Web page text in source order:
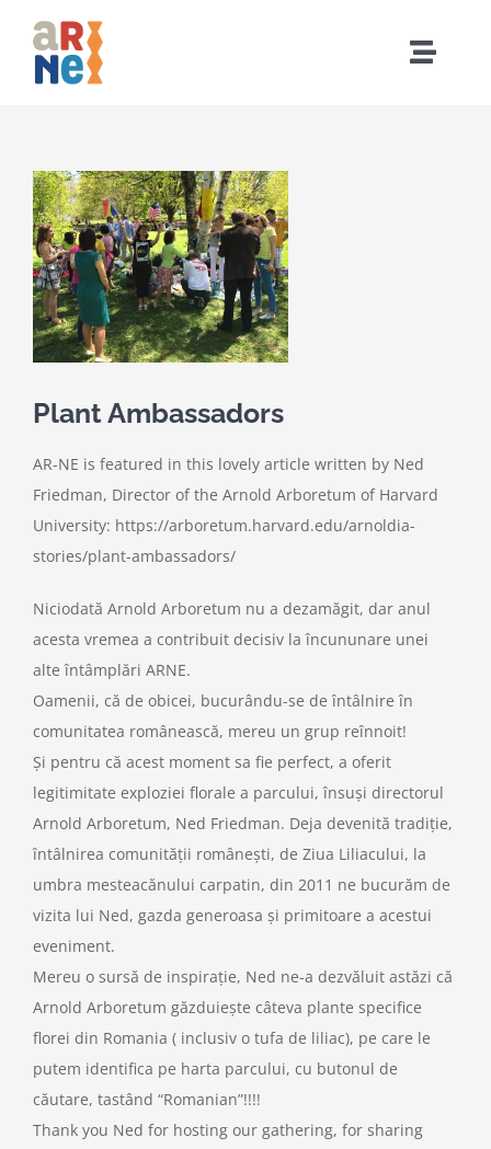
content
Toggle
Who We Are
What We Do
Events
Community
Resources
Support Us
Contact
Search
for:
View
Larger
Image
Plant Ambassadors
AR-NE is featured in this lovely article written by Ned
Friedman, Director of the Arnold Arboretum of Harvard
University: https://arboretum.harvard.edu/arnoldia-
stories/plant-ambassadors/
Niciodată Arnold Arboretum nu a dezamăgit, dar anul
acesta vremea a contribuit decisiv la încununare unei
alte întâmplări ARNE.
Oamenii, că de obicei, bucurându-se de întâlnire în
comunitatea românească, mereu un grup reînnoit!
Și pentru că acest moment sa fie perfect, a oferit
legitimitate exploziei florale a parcului, însuși directorul
Arnold Arboretum, Ned Friedman. Deja devenită tradiție,
întâlnirea comunității românești, de Ziua Liliacului, la
umbra mesteacănului carpatin, din 2011 ne bucurăm de
vizita lui Ned, gazda generoasa și primitoare a acestui
eveniment.
Mereu o sursă de inspirație, Ned ne-a dezvăluit astăzi că
Arnold Arboretum găzduiește câteva plante specifice
florei din Romania ( inclusiv o tufa de liliac), pe care le
putem identifica pe harta parcului, cu butonul de
căutare, tastând “Romanian”!!!!
Thank you Ned for hosting our gathering, for sharing